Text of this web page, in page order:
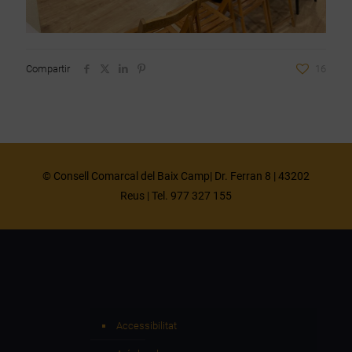
Compartir 16
© Consell Comarcal del Baix Camp| Dr. Ferran 8 | 43202
Reus | Tel. 977 327 155
Accessibilitat